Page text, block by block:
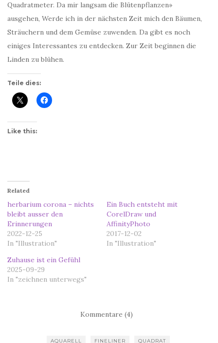
Quadratmeter. Da mir langsam die Blütenpflanzen»
ausgehen, Werde ich in der nächsten Zeit mich den Bäumen,
Sträuchern und dem Gemüse zuwenden. Da gibt es noch
einiges Interessantes zu entdecken. Zur Zeit beginnen die
Linden zu blühen.
Teile dies:
Like this:
Related
herbarium corona – nichts
bleibt ausser den
Erinnerungen
2022-12-25
In "Illustration"
Ein Buch entsteht mit
CorelDraw und
AffinityPhoto
2017-12-02
In "Illustration"
Zuhause ist ein Gefühl
2025-09-29
In "zeichnen unterwegs"
Kommentare (4)
AQUARELL FINELINER QUADRAT